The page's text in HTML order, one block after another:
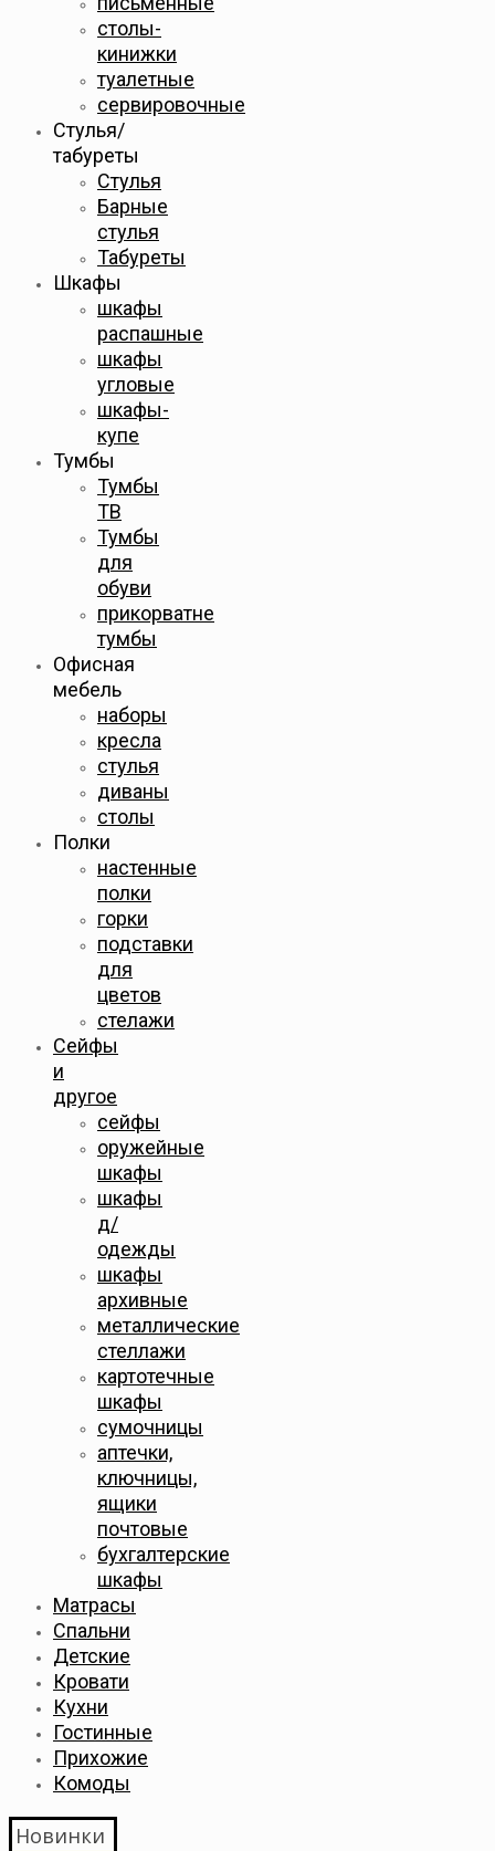
столы-
кинижки
туалетные
сервировочные
Стулья/
табуреты
Стулья
Барные
стулья
Табуреты
Шкафы
шкафы
распашные
шкафы
угловые
шкафы-
купе
Тумбы
Тумбы
ТВ
Тумбы
для
обуви
прикорватне
тумбы
Офисная
мебель
наборы
кресла
стулья
диваны
столы
Полки
настенные
полки
горки
подставки
для
цветов
стелажи
Сейфы
и
другое
сейфы
оружейные
шкафы
шкафы
д/
одежды
шкафы
архивные
металлические
стеллажи
картотечные
шкафы
сумочницы
аптечки,
ключницы,
ящики
почтовые
бухгалтерские
шкафы
Матрасы
Спальни
Детские
Кровати
Кухни
Гостинные
Прихожие
Комоды
Новинки